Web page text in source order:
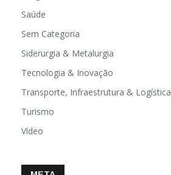
Saúde
Sem Categoria
Siderurgia & Metalurgia
Tecnologia & Inovação
Transporte, Infraestrutura & Logística
Turismo
Vídeo